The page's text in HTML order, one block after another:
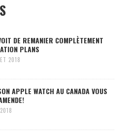
DE REMANIER COMPLÈTEMENT
PLANS
2018
APPLE WATCH AU CANADA VOUS